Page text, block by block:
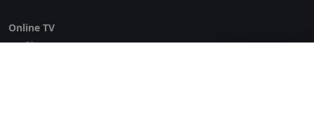
Online TV
Lepší.TV